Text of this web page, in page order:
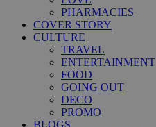
PHARMACIES
COVER STORY
CULTURE
TRAVEL
ENTERTAINMENT
FOOD
GOING OUT
DECO
PROMO
BLOGS